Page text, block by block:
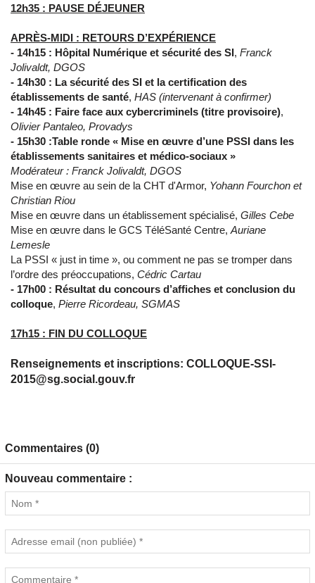
12h35 : PAUSE DÉJEUNER
APRÈS-MIDI : RETOURS D’EXPÉRIENCE
- 14h15 : Hôpital Numérique et sécurité des SI, Franck
Jolivaldt, DGOS
- 14h30 : La sécurité des SI et la certification des
établissements de santé, HAS (intervenant à confirmer)
- 14h45 : Faire face aux cybercriminels (titre provisoire),
Olivier Pantaleo, Provadys
- 15h30 :Table ronde « Mise en œuvre d’une PSSI dans les
établissements sanitaires et médico-sociaux »
Modérateur : Franck Jolivaldt, DGOS
Mise en œuvre au sein de la CHT d'Armor, Yohann Fourchon et
Christian Riou
Mise en œuvre dans un établissement spécialisé, Gilles Cebe
Mise en œuvre dans le GCS TéléSanté Centre, Auriane
Lemesle
La PSSI « just in time », ou comment ne pas se tromper dans
l’ordre des préoccupations, Cédric Cartau
- 17h00 : Résultat du concours d’affiches et conclusion du
colloque, Pierre Ricordeau, SGMAS
17h15 : FIN DU COLLOQUE
Renseignements et inscriptions: COLLOQUE-SSI-
2015@sg.social.gouv.fr
Commentaires (0)
Nouveau commentaire :